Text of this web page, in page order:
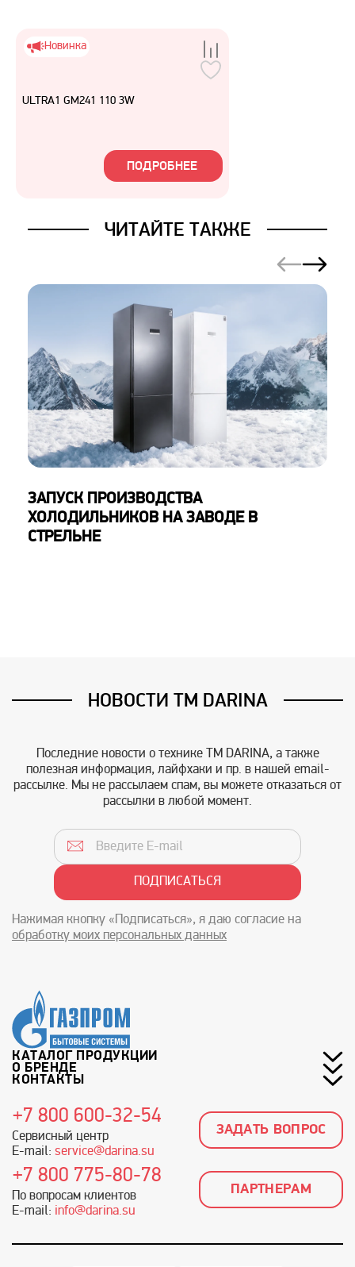
Новинка
ULTRA1 GM241 110 3W
ПОДРОБНЕЕ
ЧИТАЙТЕ ТАКЖЕ
ЗАПУСК ПРОИЗВОДСТВА
ХОЛОДИЛЬНИКОВ НА ЗАВОДЕ В
СТРЕЛЬНЕ
НОВОСТИ TM DARINA
Последние новости о технике TM DARINA, а также
полезная информация, лайфхаки и пр. в нашей email-
рассылке. Мы не рассылаем спам, вы можете отказаться от
рассылки в любой момент.
Нажимая кнопку «Подписаться», я даю согласие на
обработку моих персональных данных
КАТАЛОГ ПРОДУКЦИИ
О БРЕНДЕ
КОНТАКТЫ
+7 800 600-32-54
Сервисный центр
E-mail: service@darina.su
ЗАДАТЬ ВОПРОС
+7 800 775-80-78
По вопросам клиентов
E-mail: info@darina.su
ПАРТНЕРАМ